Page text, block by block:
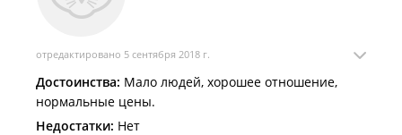
отредактировано 5 сентября 2018 г.
Достоинства: Мало людей, хорошее отношение,
нормальные цены.
Недостатки: Нет